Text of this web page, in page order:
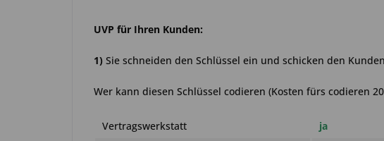
UVP für Ihren Kunden:
1) Sie schneiden den Schlüssel ein und schicken den
Wer kann diesen Schlüssel codieren (Kosten fürs codieren
Vertragswerkstatt
ja